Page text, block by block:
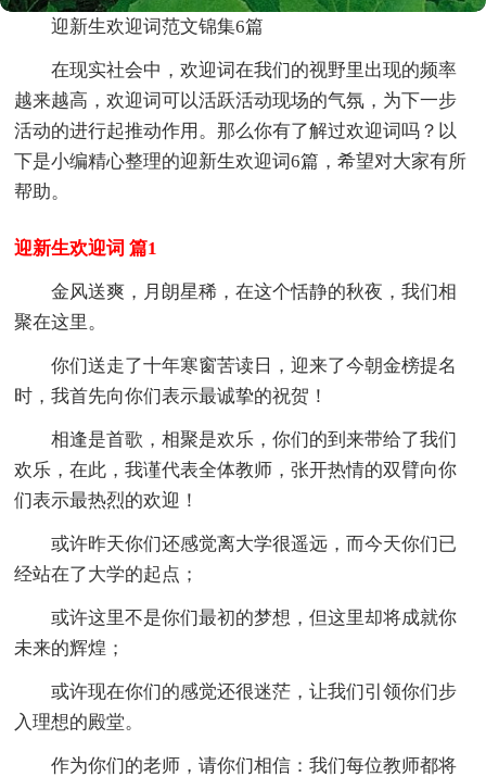
迎新生欢迎词范文锦集6篇
在现实社会中，欢迎词在我们的视野里出现的频率
越来越高，欢迎词可以活跃活动现场的气氛，为下一步
活动的进行起推动作用。那么你有了解过欢迎词吗？以
下是小编精心整理的迎新生欢迎词6篇，希望对大家有所
帮助。
迎新生欢迎词 篇1
金风送爽，月朗星稀，在这个恬静的秋夜，我们相
聚在这里。
你们送走了十年寒窗苦读日，迎来了今朝金榜提名
时，我首先向你们表示最诚挚的祝贺！
相逢是首歌，相聚是欢乐，你们的到来带给了我们
欢乐，在此，我谨代表全体教师，张开热情的双臂向你
们表示最热烈的欢迎！
或许昨天你们还感觉离大学很遥远，而今天你们已
经站在了大学的起点；
或许这里不是你们最初的梦想，但这里却将成就你
未来的辉煌；
或许现在你们的感觉还很迷茫，让我们引领你们步
入理想的殿堂。
作为你们的老师，请你们相信：我们每位教师都将